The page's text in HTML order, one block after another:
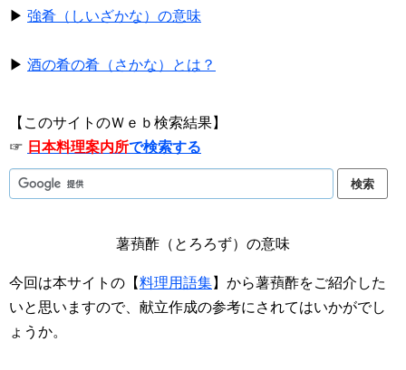
▶ 強肴（しいざかな）の意味
▶ 酒の肴の肴（さかな）とは？
【このサイトのＷｅｂ検索結果】
☞ 日本料理案内所で検索する
薯蕷酢（とろろず）の意味
今回は本サイトの【料理用語集】から薯蕷酢をご紹介した
いと思いますので、献立作成の参考にされてはいかがでし
ょうか。